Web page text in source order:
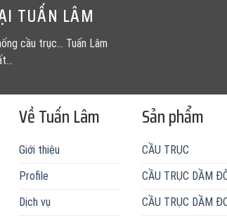
TUẤN LÂM
cầu trục... Tuấn Lâm
Về Tuấn Lâm
Giới thiệu
Profile
Dịch vụ
Sản phẩm
CẦU TRỤC
CẦU TRỤC DẦM
CẦU TRỤC DẦM